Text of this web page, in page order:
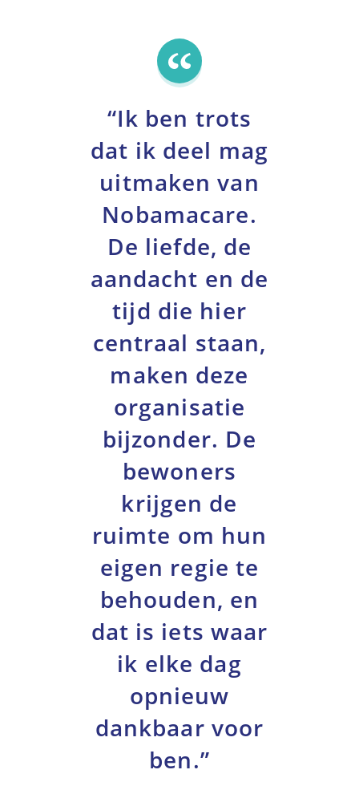
“Ik ben trots
dat ik deel mag
uitmaken van
Nobamacare.
De liefde, de
aandacht en de
tijd die hier
centraal staan,
maken deze
organisatie
bijzonder. De
bewoners
krijgen de
ruimte om hun
eigen regie te
behouden, en
dat is iets waar
ik elke dag
opnieuw
dankbaar voor
ben.”